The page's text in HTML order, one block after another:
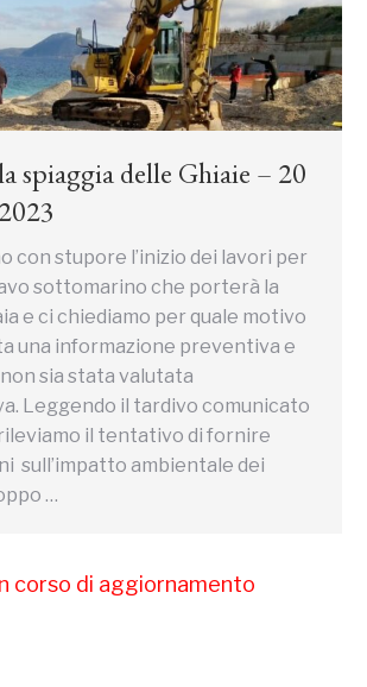
spiaggia delle Ghiaie – 20
con stupore l’inizio dei lavori per
sottomarino che porterà la
e ci chiediamo per quale motivo
una informazione preventiva e
sia stata valutata
Leggendo il tardivo comunicato
il tentativo di fornire
sull’impatto ambientale dei
…
corso di aggiornamento